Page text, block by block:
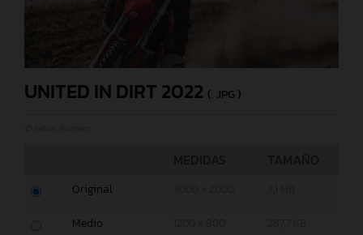
UNITED IN DIRT 2022 (. JPG )
Original
Medio